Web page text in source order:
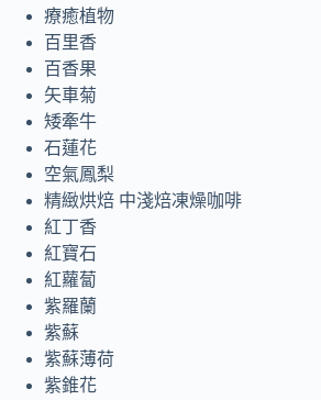
療癒植物
百里香
百香果
矢車菊
矮牽牛
石蓮花
空氣鳳梨
精緻烘焙 中淺焙凍燥咖啡
紅丁香
紅寶石
紅蘿蔔
紫羅蘭
紫蘇
紫蘇薄荷
紫錐花